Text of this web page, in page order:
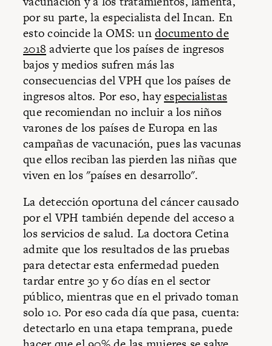
por su parte, la especialista del Incan. En
esto coincide la OMS: undocumento de
2018 advierte que los países de ingresos
bajos y medios sufren más las
consecuencias del VPH que los países de
ingresos altos. Por eso, hayespecialistas
que recomiendan no incluir a los niños
varones de los países de Europa en las
campañas de vacunación, pues las vacunas
que ellos reciban las pierden las niñas que
viven en los "países en desarrollo".
La detección oportuna del cáncer causado
por el VPH también depende del acceso a
los servicios de salud. La doctora Cetina
admite que los resultados de las pruebas
para detectar esta enfermedad pueden
tardar entre 30 y 60 días en el sector
público, mientras que en el privado toman
solo 10. Por eso cada día que pasa, cuenta:
detectarlo en una etapa temprana, puede